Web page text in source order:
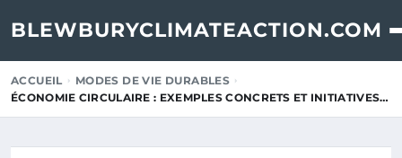
BLEWBURYCLIMATEACTION.COM
ACCUEIL
MODES DE VIE DURABLES
ÉCONOMIE CIRCULAIRE : EXEMPLES CONCRETS ET INITIATIVES…